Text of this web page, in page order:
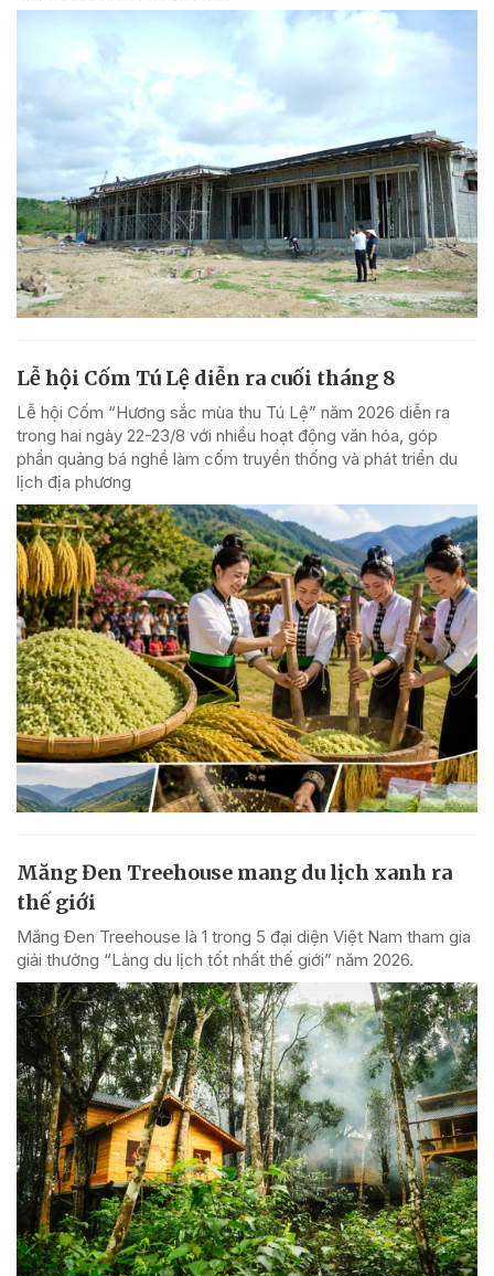
Lễ hội Cốm Tú Lệ diễn ra cuối tháng 8
Lễ hội Cốm “Hương sắc mùa thu Tú Lệ” năm 2026 diễn ra
trong hai ngày 22-23/8 với nhiều hoạt động văn hóa, góp
phần quảng bá nghề làm cốm truyền thống và phát triển du
lịch địa phương
Măng Đen Treehouse mang du lịch xanh ra
thế giới
Măng Đen Treehouse là 1 trong 5 đại diện Việt Nam tham gia
giải thưởng “Làng du lịch tốt nhất thế giới” năm 2026.